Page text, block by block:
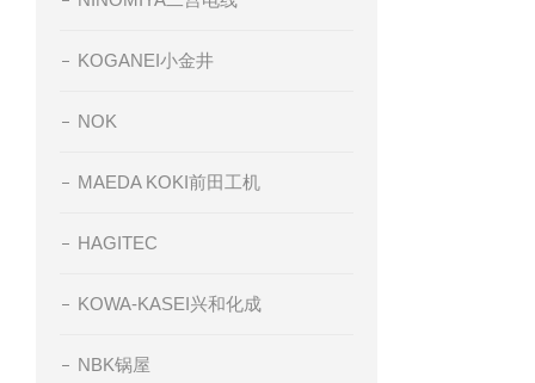
KOGANEI小金井
NOK
MAEDA KOKI前田工机
HAGITEC
KOWA-KASEI兴和化成
NBK锅屋